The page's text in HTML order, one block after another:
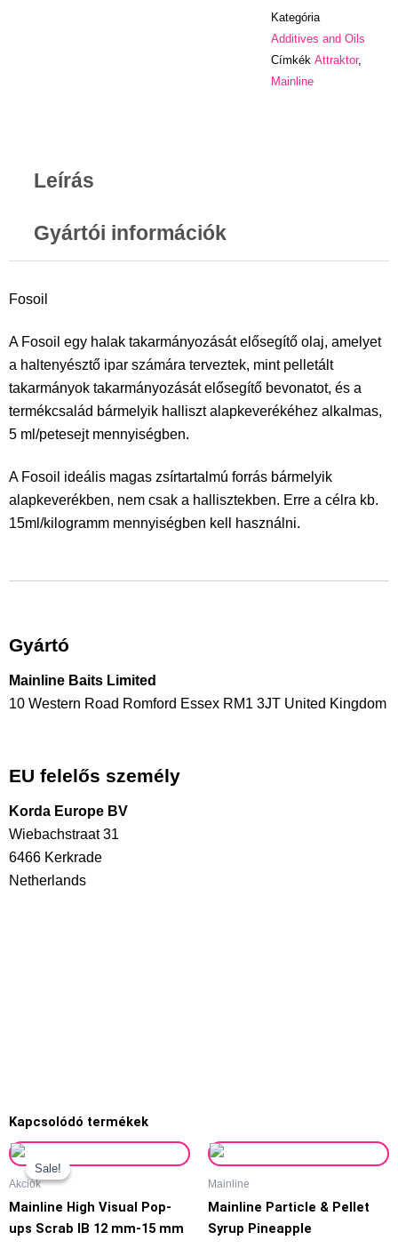
Kategória
Additives and Oils
Címkék Attraktor,
Mainline
Leírás
Gyártói információk
Fosoil
A Fosoil egy halak takarmányozását elősegítő olaj, amelyet
a haltenyésztő ipar számára terveztek, mint pelletált
takarmányok takarmányozását elősegítő bevonatot, és a
termékcsalád bármelyik halliszt alapkeverékéhez alkalmas,
5 ml/petesejt mennyiségben.
A Fosoil ideális magas zsírtartalmú forrás bármelyik
alapkeverékben, nem csak a hallisztekben. Erre a célra kb.
15ml/kilogramm mennyiségben kell használni.
Gyártó
Mainline Baits Limited
10 Western Road Romford Essex RM1 3JT United Kingdom
EU felelős személy
Korda Europe BV
Wiebachstraat 31
6466 Kerkrade
Netherlands
Kapcsolódó termékek
Sale!
Sale!
Akciók
Mainline High Visual Pop-
ups Scrab IB 12 mm-15 mm
price
4890,00 Ft.
Current
price
3990,00 Ft.
Ennek
több
variációja
Mainline
Mainline Particle & Pellet
Syrup Pineapple